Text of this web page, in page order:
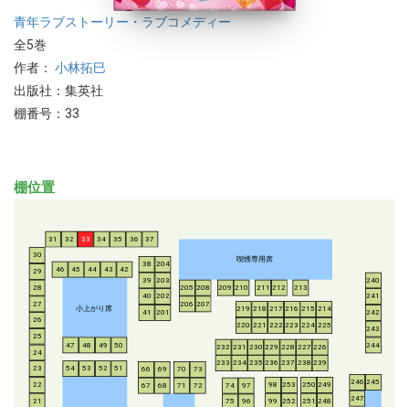
青年ラブストーリー・ラブコメディー
全5巻
作者： 小林拓巳
出版社：集英社
棚番号：33
棚位置
小上がり席
喫煙専用席
21
22
23
24
25
26
27
28
29
30
31 32 33 34 35 36 37
38
39
40
41
42
43
44
45
46
47 48 49 50
51
52
53
54
66
67
68
69
70
71
72
73
74
75
96
97
98
99
201
202
203
204
205
206 207
208 209 210 211 212 213
214
215
216
217
218
219
220 221 222 223 224 225
226
227
228
229
230
231
232
233 234 235 236 237 238 239
240
241
242
243
244
245
246
247
248
249
250
251
252
253